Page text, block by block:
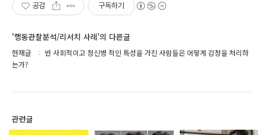
공감 구독하기
'행동관찰분석/리서치 사례'의 다른글
현재글
반 사회적이고 정신병 적인 특성을 가진 사람들은 어떻게 감정을 처리하
는가?
관련글